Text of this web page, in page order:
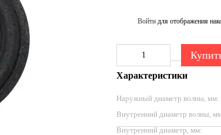
Войти для отображения
Характеристики
Наружный диаметр волны, мм:
Внутренний диаметр волны,
Внутренний диаметр, мм: